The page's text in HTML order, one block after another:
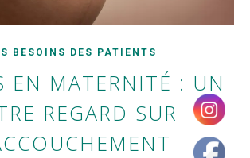
BESOINS DES PATIENTS
EN MATERNITÉ : UN
REGARD SUR